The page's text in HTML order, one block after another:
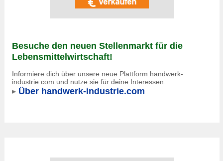
Besuche den neuen Stellenmarkt für die
Lebensmittelwirtschaft!
Informiere dich über unsere neue Plattform handwerk-
industrie.com und nutze sie für deine Interessen.
Über handwerk-industrie.com